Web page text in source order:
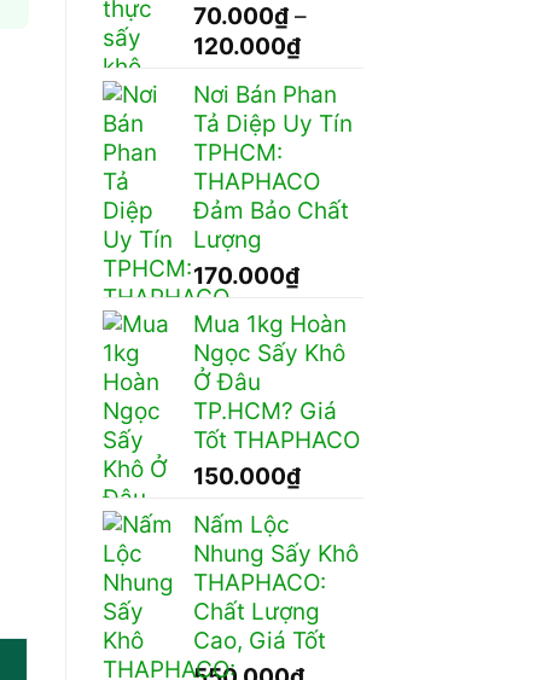
70.000₫ –
120.000₫Khoảng
từ
70.000₫
đến
120.000₫
Nơi Bán Phan
Tả Diệp Uy Tín
TPHCM:
THAPHACO
Đảm Bảo Chất
Lượng
170.000₫
Mua 1kg Hoàn
Ngọc Sấy Khô
Ở Đâu
TP.HCM? Giá
Tốt THAPHACO
150.000₫
Nấm Lộc
Nhung Sấy Khô
THAPHACO:
Chất Lượng
Cao, Giá Tốt